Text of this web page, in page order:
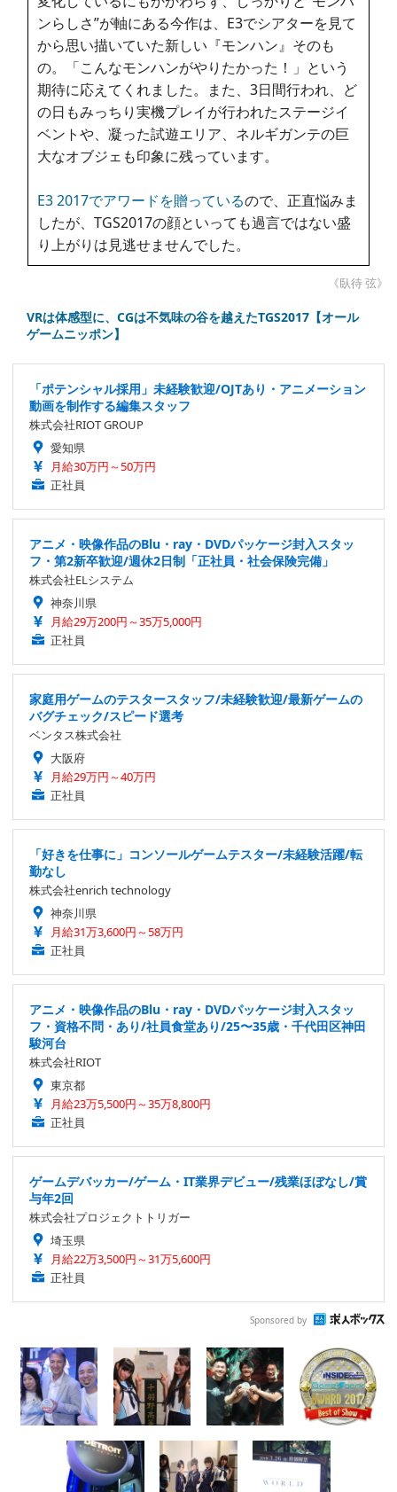
ンらしさ”が軸にある今作は、E3でシアターを見て
から思い描いていた新しい『モンハン』そのも
の。「こんなモンハンがやりたかった！」という
期待に応えてくれました。また、3日間行われ、ど
の日もみっちり実機プレイが行われたステージイ
ベントや、凝った試遊エリア、ネルギガンテの巨
大なオブジェも印象に残っています。
E3 2017でアワードを贈っているので、正直悩みま
したが、TGS2017の顔といっても過言ではない盛
り上がりは見逃せませんでした。
《臥待 弦》
VRは体感型に、CGは不気味の谷を越えたTGS2017【オール
ゲームニッポン】
「ポテンシャル採用」未経験歓迎/OJTあり・アニメーション
動画を制作する編集スタッフ
株式会社RIOT GROUP
愛知県
月給30万円～50万円
正社員
アニメ・映像作品のBlu・ray・DVDパッケージ封入スタッ
フ・第2新卒歓迎/週休2日制「正社員・社会保険完備」
株式会社ELシステム
神奈川県
月給29万200円～35万5,000円
正社員
家庭用ゲームのテスタースタッフ/未経験歓迎/最新ゲームの
バグチェック/スピード選考
ベンタス株式会社
大阪府
月給29万円～40万円
正社員
「好きを仕事に」コンソールゲームテスター/未経験活躍/転
勤なし
株式会社enrich technology
神奈川県
月給31万3,600円～58万円
正社員
アニメ・映像作品のBlu・ray・DVDパッケージ封入スタッ
フ・資格不問・あり/社員食堂あり/25〜35歳・千代田区神田
駿河台
株式会社RIOT
東京都
月給23万5,500円～35万8,800円
正社員
ゲームデバッカー/ゲーム・IT業界デビュー/残業ほぼなし/賞
与年2回
株式会社プロジェクトトリガー
埼玉県
月給22万3,500円～31万5,600円
正社員
Sponsored by